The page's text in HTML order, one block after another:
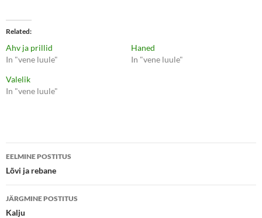
t
o
s
a
r
e
n
T
w
(
p
n
i
n
n
r
F
k
O
e
s
i
n
Related
Ahv ja prillid
In "vene luule"
Haned
In "vene luule"
Valelik
In "vene luule"
Postituste
töölaud
EELMINE POSTITUS
Lõvi ja rebane
JÄRGMINE POSTITUS
Kalju